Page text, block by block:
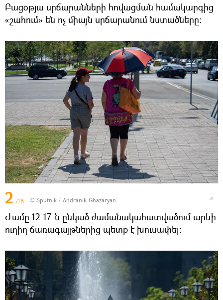
Բացօթյա սրճարանների հովացման համակարգից
«շահում» են ոչ միայն սրճարանում նստածները։
2 /18 © Sputnik / Andranik Ghazaryan
Ժամը 12-17-ն ընկած ժամանակահատվածում արևի
ուղիղ ճառագայթներից պետք է խուսափել: